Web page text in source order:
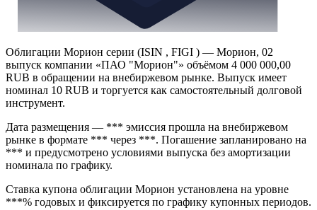
Облигации Морион серии (ISIN , FIGI ) — Морион, 02
выпуск компании «ПАО "Морион"» объёмом 4 000 000,00
RUB в обращении на внебиржевом рынке. Выпуск имеет
номинал 10 RUB и торгуется как самостоятельный долговой
инструмент.
Дата размещения — *** эмиссия прошла на внебиржевом
рынке в формате *** через ***. Погашение запланировано на
*** и предусмотрено условиями выпуска без амортизации
номинала по графику.
Ставка купона облигации Морион установлена на уровне
***% годовых и фиксируется по графику купонных периодов.